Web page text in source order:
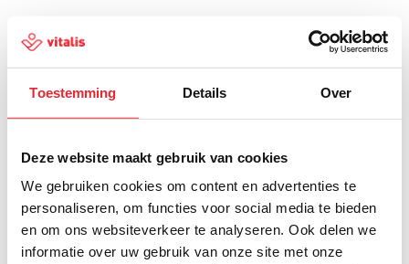
Toestemming Details Over
Deze website maakt gebruik van cookies
We gebruiken cookies om content en advertenties te
personaliseren, om functies voor social media te bieden
en om ons websiteverkeer te analyseren. Ook delen we
informatie over uw gebruik van onze site met onze
500
Er is iets fout gegaan